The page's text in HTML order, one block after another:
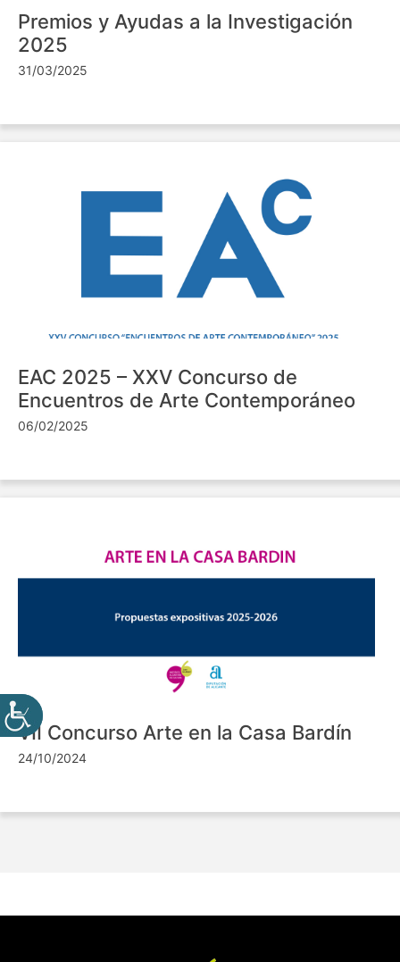
Premios y Ayudas a la Investigación
2025
31/03/2025
EAC 2025 – XXV Concurso de
Encuentros de Arte Contemporáneo
06/02/2025
VII Concurso Arte en la Casa Bardín
24/10/2024